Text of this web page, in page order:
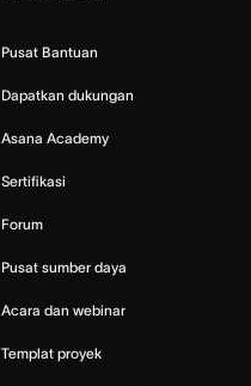
Pusat Bantuan
Dapatkan dukungan
Asana Academy
Sertifikasi
Forum
Pusat sumber daya
Acara dan webinar
Templat proyek